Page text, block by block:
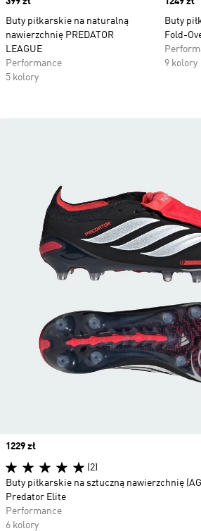
Buty piłkarskie na naturalną
nawierzchnię PREDATOR
LEAGUE
Performance
5 kolory
Buty
Fold-
9 kolory
Price
1229 zł
(2)
Buty piłkarskie na sztuczną nawierzchnię
Predator Elite
Performance
6 kolory